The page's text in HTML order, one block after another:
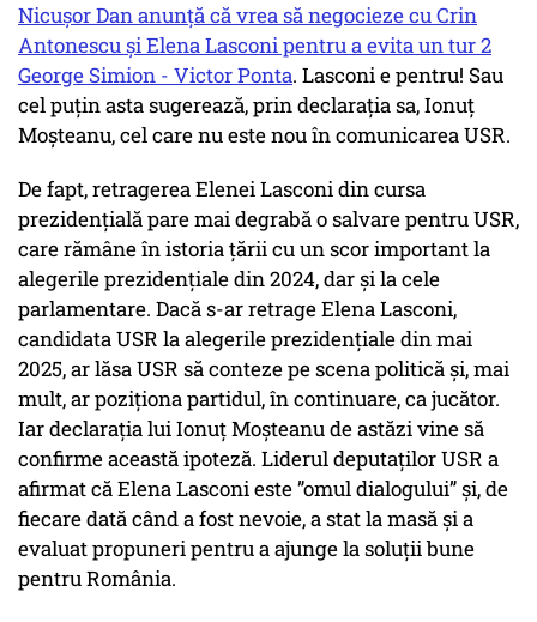
Nicușor Dan anunță că vrea să negocieze cu Crin
Antonescu și Elena Lasconi pentru a evita un tur 2
George Simion - Victor Ponta. Lasconi e pentru! Sau
cel puțin asta sugerează, prin declarația sa, Ionuț
Moșteanu, cel care nu este nou în comunicarea USR.
De fapt, retragerea Elenei Lasconi din cursa
prezidențială pare mai degrabă o salvare pentru USR,
care rămâne în istoria țării cu un scor important la
alegerile prezidențiale din 2024, dar și la cele
parlamentare. Dacă s-ar retrage Elena Lasconi,
candidata USR la alegerile prezidențiale din mai
2025, ar lăsa USR să conteze pe scena politică și, mai
mult, ar poziționa partidul, în continuare, ca jucător.
Iar declarația lui Ionuț Moșteanu de astăzi vine să
confirme această ipoteză. Liderul deputaților USR a
afirmat că Elena Lasconi este ”omul dialogului” şi, de
fiecare dată când a fost nevoie, a stat la masă şi a
evaluat propuneri pentru a ajunge la soluţii bune
pentru România.